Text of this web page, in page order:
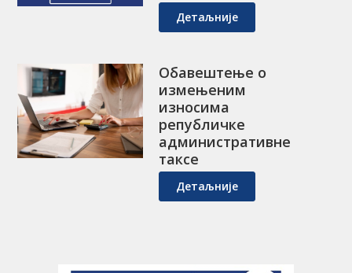
Детаљније
Обавештење о
измењеним
износима
републичке
административне
таксе
Детаљније